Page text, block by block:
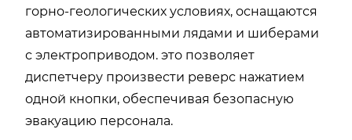
горно-геологических условиях, оснащаются
автоматизированными лядами и шиберами
с электроприводом. это позволяет
диспетчеру произвести реверс нажатием
одной кнопки, обеспечивая безопасную
эвакуацию персонала.